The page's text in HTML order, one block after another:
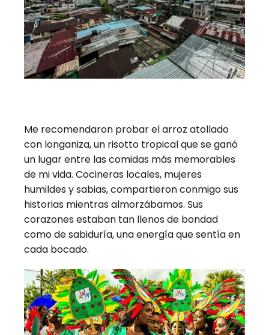
Me recomendaron probar el arroz atollado
con longaniza, un risotto tropical que se ganó
un lugar entre las comidas más memorables
de mi vida. Cocineras locales, mujeres
humildes y sabias, compartieron conmigo sus
historias mientras almorzábamos. Sus
corazones estaban tan llenos de bondad
como de sabiduría, una energía que sentía en
cada bocado.